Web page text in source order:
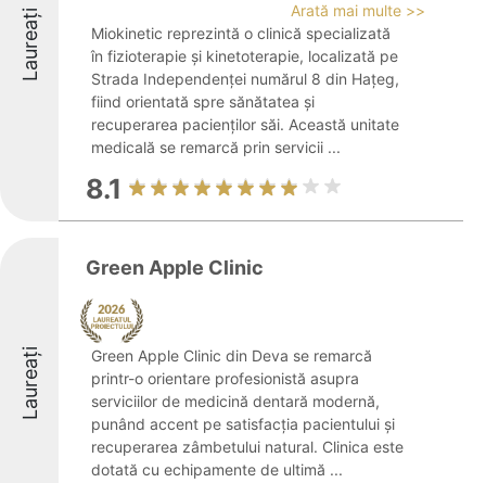
Laureați
Arată mai multe >>
Miokinetic reprezintă o clinică specializată
în fizioterapie și kinetoterapie, localizată pe
Strada Independenței numărul 8 din Hațeg,
fiind orientată spre sănătatea și
recuperarea pacienților săi. Această unitate
medicală se remarcă prin servicii ...
8.1
Laureați
Green Apple Clinic
Green Apple Clinic din Deva se remarcă
printr-o orientare profesionistă asupra
serviciilor de medicină dentară modernă,
punând accent pe satisfacția pacientului și
recuperarea zâmbetului natural. Clinica este
dotată cu echipamente de ultimă ...